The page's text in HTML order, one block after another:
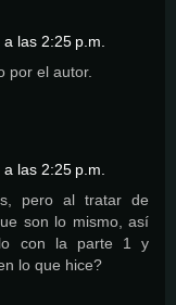
las 2:25 p.m.
por el autor.
las 2:25 p.m.
pero al tratar de
son lo mismo, así
con la parte 1 y
lo que hice?